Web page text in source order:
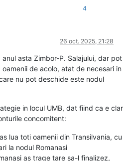
4
26 oct. 2025, 21:28
asta Zimbor-P. Salajului, dar pot
de acolo, atat de necesari in
nu pot deschide este nodul
in locul UMB, dat fiind ca e clar
concomitent:
lua toti oamenii din Transilvania, cu
la nodul Romanasi
as trage tare sa-l finalizez,